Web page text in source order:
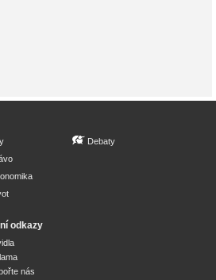
Debaty
odkazy
nás